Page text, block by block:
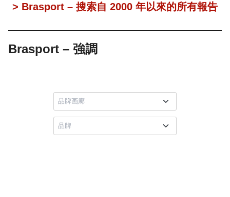
> Brasport – 搜索自 2000 年以來的所有報告
Brasport – 強調